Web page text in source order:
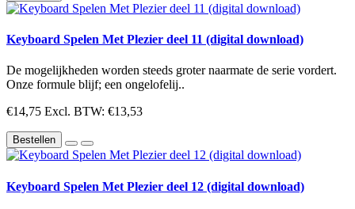
Keyboard Spelen Met Plezier deel 11 (digital download)
De mogelijkheden worden steeds groter naarmate de serie vordert.
Onze formule blijf; een ongelofelij..
€14,75 Excl. BTW: €13,53
Bestellen
Keyboard Spelen Met Plezier deel 12 (digital download)